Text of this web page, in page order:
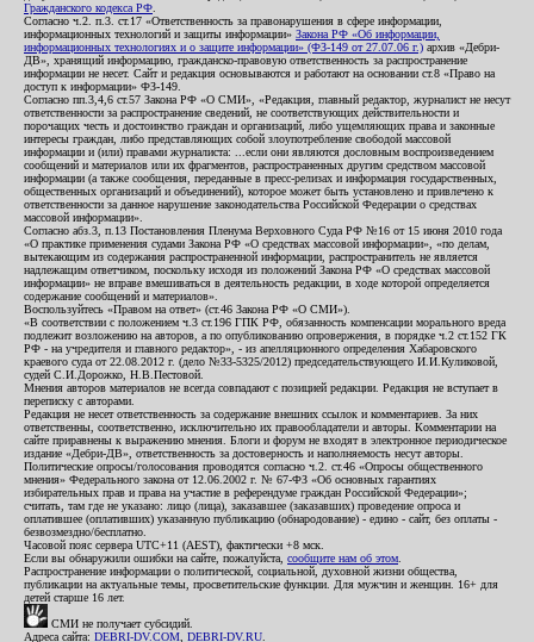
Гражданского кодекса РФ
Согласно ч.2. п.3. ст.17 «Ответственность за правонарушения в сфере информации,
информационных технологий и защиты информации» Закона РФ «Об информации,
информационных технологиях и о защите информации» (ФЗ-149 от 27.07.06 г.) архив «Дебри-
ДВ», хранящий информацию, гражданско-правовую ответственность за распространение
информации не несет. Сайт и редакция основываются и работают на основании ст.8 «Право на
доступ к информации» ФЗ-149.
Согласно пп.3,4,6 ст.57 Закона РФ «О СМИ», «Редакция, главный редактор, журналист не несут
ответственности за распространение сведений, не соответствующих действительности и
порочащих честь и достоинство граждан и организаций, либо ущемляющих права и законные
интересы граждан, либо представляющих собой злоупотребление свободой массовой
информации и (или) правами журналиста: ...если они являются дословным воспроизведением
сообщений и материалов или их фрагментов, распространенных другим средством массовой
информации (а также сообщения, переданные в пресс-релизах и информация государственных,
общественных организаций и объединений), которое может быть установлено и привлечено к
ответственности за данное нарушение законодательства Российской Федерации о средствах
массовой информации».
Согласно абз.3, п.13 Постановления Пленума Верховного Суда РФ №16 от 15 июня 2010 года
«О практике применения судами Закона РФ «О средствах массовой информации», «по делам,
вытекающим из содержания распространенной информации, распространитель не является
надлежащим ответчиком, поскольку исходя из положений Закона РФ «О средствах массовой
информации» не вправе вмешиваться в деятельность редакции, в ходе которой определяется
содержание сообщений и материалов».
Воспользуйтесь «Правом на ответ» (ст.46 Закона РФ «О СМИ»).
«В соответствии с положением ч.3 ст.196 ГПК РФ, обязанность компенсации морального вреда
подлежит возложению на авторов, а по опубликованию опровержения, в порядке ч.2 ст.152 ГК
РФ - на учредителя и главного редактор», - из апелляционного определения Хабаровского
краевого суда от 22.08.2012 г. (дело №33-5325/2012) председательствующего И.И.Куликовой,
судей С.И.Дорожко, Н.В.Пестовой.
Мнения авторов материалов не всегда совпадают с позицией редакции. Редакция не вступает в
переписку с авторами.
Редакция не несет ответственность за содержание внешних ссылок и комментариев. За них
ответственны, соответственно, исключительно их правообладатели и авторы. Комментарии на
сайте приравнены к выражению мнения. Блоги и форум не входят в электронное периодическое
издание «Дебри-ДВ», ответственность за достоверность и наполняемость несут авторы.
Политические опросы/голосования проводятся согласно ч.2. ст.46 «Опросы общественного
мнения» Федерального закона от 12.06.2002 г. № 67-ФЗ «Об основных гарантиях
избирательных прав и права на участие в референдуме граждан Российской Федерации»;
считать, там где не указано: лицо (лица), заказавшее (заказавших) проведение опроса и
оплатившее (оплативших) указанную публикацию (обнародование) - едино - сайт, без оплаты -
безвозмездно/бесплатно.
Часовой пояс сервера UTC+11 (AEST), фактически +8 мск.
Если вы обнаружили ошибки на сайте, пожалуйста, сообщите нам об этом
Распространение информации о политической, социальной, духовной жизни общества,
публикации на актуальные темы, просветительские функции. Для мужчин и женщин. 16+ для
детей старше 16 лет.
СМИ не получает субсидий.
Адреса сайта: DEBRI-DV.COM DEBRI-DV.RU